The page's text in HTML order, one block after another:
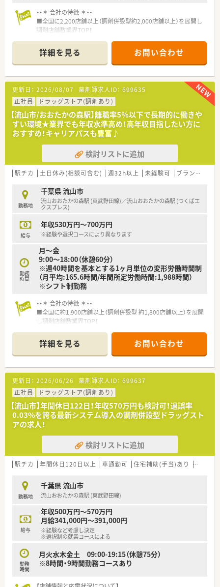
・・＊ 会社の特徴 ＊・・
■全国に2,200店舗以上（調剤併設型約2,000店舗以上）を展開し
調剤店舗数業界TOP！
頑張り次第で高給与も可能！
■経験や勤務コースによりますが、経験の少ない方でも500万前
半スタートと業界TOP水準！
■職種や職域に合わせ、豊富な社内研修や外部組織と連携した研
修を用意されています
■薬剤師が中心の会社だからこそ活躍できるキャリアパスが多
種多様に用意されています。
■店舗拡大に伴い、エリアマネジャーや営業部長等のマネジメン
トのポジションも増えます。
■在宅や教育等の専門性を活かせるスペシャリストを目指すこ
とも可能です。
■その他にも、管理部門や商品部門等の本社スタッフなど活動領
域は多種多様です。
■在宅実施店舗は年々増加しており、在宅医療へもしっかりと関
わる事ができます。
時短勤務ができるよう変更予定です。
■年間休日が120日とワークライフバランスが整っています
■日用品から常備薬まで、従業員割引制度など嬉しいメリットも
詳細を見る お問い合わせ
更新日： 2026/08/07 薬剤師求人ID： 699635
正社員
ドラッグストア(調剤あり)
【流山市/おおたかの森駅】離職率5％以下で長期的に働きや
すい環境★業界でも年収水準高め！高年収目指したい方に
おすすめ！キャリアパスも豊富♪
検討リストに追加
駅チカ 土日休み(相談可含む) 週32h以上 未経験可 ブランク可
勤務地
千葉県 流山市
流山おおたかの森駅 (東武野田線)／流山おおたかの森駅 (つくばエ
クスプレス)
給与
年収530万円～700万円
※経験や選択コースにより異なります
勤務
時間
月～金
9:00～18:00（休憩60分）
※週40時間を基本とする1ヶ月単位の変形労働時間制
（月平均:165.6時間/年間所定労働時間:1,988時間）
※シフト制勤務
・・＊ 会社の特徴 ＊・・
■全国に約1,900店舗以上（調剤併設型 約1,800店舗以上）を展開
し調剤店舗数業界TOP！
頑張り次第で高給与も可能！
■経験や勤務コースによりますが、経験の少ない方でも500万前
半スタートと業界TOP水準！
■職種や職域に合わせ、豊富な社内研修や外部組織と連携した研
修を用意されています
■薬剤師が中心の会社だからこそ活躍できるキャリアパスが多
種多様に用意されています。
■店舗拡大に伴い、エリアマネジャーや営業部長等のマネジメン
トのポジションも増えます。
■在宅や教育等の専門性を活かせるスペシャリストを目指すこ
とも可能です。
■その他にも、管理部門や商品部門等の本社スタッフなど活動領
域は多種多様です。
■在宅実施店舗は年々増加しており、在宅医療へもしっかりと関
わる事ができます。
時短勤務ができるよう変更予定です。
■日用品から常備薬まで、従業員割引制度など嬉しいメリットも
たくさんあります！
詳細を見る お問い合わせ
更新日： 2026/06/26 薬剤師求人ID： 699637
正社員
ドラッグストア(調剤あり)
【流山市】年間休日122日！年収570万円も検討可！過誤率
0.03%を誇る最新システム導入の調剤併設型ドラッグスト
アの求人！
検討リストに追加
駅チカ 年間休日120日以上 車通勤可 住宅補助(手当)あり 認定薬
勤務地
千葉県 流山市
流山おおたかの森駅 (東武野田線)
給与
年収500万円～570万円
月給341,000円～391,000円
※経験など考慮し決定
※選択制の就業コースによる
勤務
時間
月火水木金土 09:00-19:15（休憩75分）
※8時間・9時間勤務コースあり